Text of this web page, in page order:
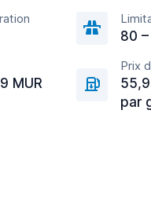
80
MUR
Prix
par